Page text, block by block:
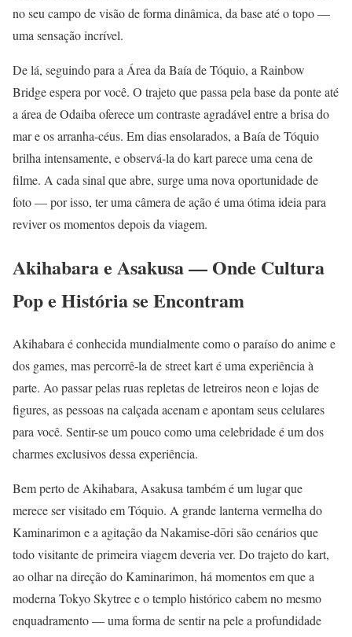
no seu campo de visão de forma dinâmica, da base até o topo —
uma sensação incrível.
De lá, seguindo para a Área da Baía de Tóquio, a Rainbow
Bridge espera por você. O trajeto que passa pela base da ponte até
a área de Odaiba oferece um contraste agradável entre a brisa do
mar e os arranha-céus. Em dias ensolarados, a Baía de Tóquio
brilha intensamente, e observá-la do kart parece uma cena de
filme. A cada sinal que abre, surge uma nova oportunidade de
foto — por isso, ter uma câmera de ação é uma ótima ideia para
reviver os momentos depois da viagem.
Akihabara e Asakusa — Onde Cultura
Pop e História se Encontram
Akihabara é conhecida mundialmente como o paraíso do anime e
dos games, mas percorrê-la de street kart é uma experiência à
parte. Ao passar pelas ruas repletas de letreiros neon e lojas de
figures, as pessoas na calçada acenam e apontam seus celulares
para você. Sentir-se um pouco como uma celebridade é um dos
charmes exclusivos dessa experiência.
Bem perto de Akihabara, Asakusa também é um lugar que
merece ser visitado em Tóquio. A grande lanterna vermelha do
Kaminarimon e a agitação da Nakamise-dōri são cenários que
todo visitante de primeira viagem deveria ver. Do trajeto do kart,
ao olhar na direção do Kaminarimon, há momentos em que a
moderna Tokyo Skytree e o templo histórico cabem no mesmo
enquadramento — uma forma de sentir na pele a profundidade